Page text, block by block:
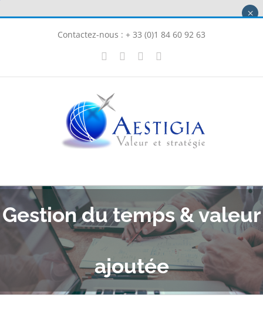
Contactez-nous : + 33 (0)1 84 60 92 63
LinkedInInstagram
Gestion du temps & valeur
ajoutée
×